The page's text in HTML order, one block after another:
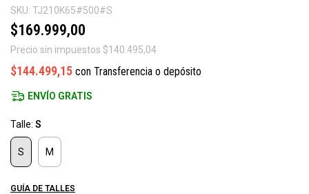
SKU: TJ210K65#500#S
$169.999,00
Precio sin impuestos $140.495,04
$144.499,15 con Transferencia o depósito
ENVÍO GRATIS
Talle: S
S M
GUÍA DE TALLES